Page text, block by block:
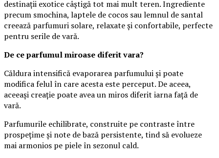
destinații exotice câștigă tot mai mult teren. Ingrediente
precum smochina, laptele de cocos sau lemnul de santal
creează parfumuri solare, relaxate și confortabile, perfecte
pentru serile de vară.
De ce parfumul miroase diferit vara?
Căldura intensifică evaporarea parfumului și poate
modifica felul în care acesta este perceput. De aceea,
aceeași creație poate avea un miros diferit iarna față de
vară.
Parfumurile echilibrate, construite pe contraste între
prospețime și note de bază persistente, tind să evolueze
mai armonios pe piele în sezonul cald.